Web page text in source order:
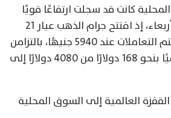
كانت قد سجلت ارتفاعًا قويًا
خلال تعاملات أمس الأربعاء، إذ افتتح جرام الذهب عيار 21
عند 5870 جنيهًا، واختتم التعاملات عند 5940 جنيهًا، بالتزامن
مع قفزة الأوقية عالميًا بنحو 168 دولارًا من 4080 دولارًا إلى
العالمية إلى السوق المحلية